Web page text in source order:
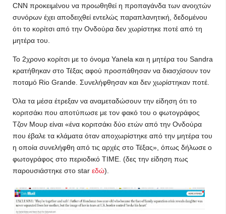
CNN προκειμένου να προωθηθεί η προπαγάνδα των ανοιχτών
συνόρων έχει αποδειχθεί εντελώς παραπλανητική, δεδομένου
ότι το κορίτσι από την Ονδούρα δεν χωρίστηκε ποτέ από τη
μητέρα του.
Το 2χρονο κορίτσι με το όνομα Yanela και η μητέρα του Sandra
κρατήθηκαν στο Τέξας αφού προσπάθησαν να διασχίσουν τον
ποταμό Rio Grande. Συνελήφθησαν και δεν χωρίστηκαν ποτέ.
Όλα τα μέσα έτρεξαν να αναμεταδώσουν την είδηση ότι το
κοριτσάκι που αποτύπωσε με τον φακό του ο φωτογράφος
Τζον Μουρ είναι «ένα κοριτσάκι δύο ετών από την Ονδούρα
που έβαλε τα κλάματα όταν αποχωρίστηκε από την μητέρα του
η οποία συνελήφθη από τις αρχές στο Τέξας», όπως δήλωσε ο
φωτογράφος στο περιοδικό TIME. (δες την είδηση πως
παρουσιάστηκε στο star εδώ).